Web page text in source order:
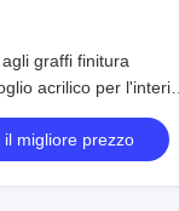
graffi finitura
acrilico per l'interior
il migliore prezzo